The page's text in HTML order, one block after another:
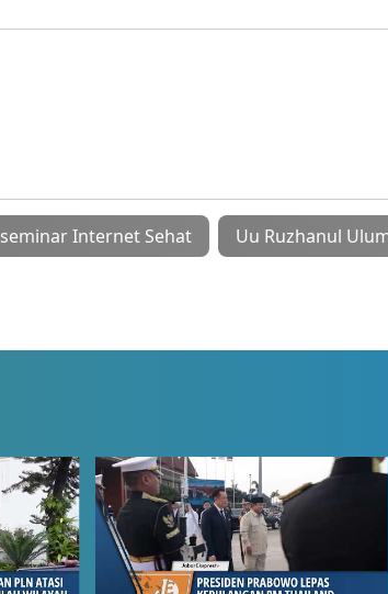
seminar Internet Sehat Uu Ruzhanul